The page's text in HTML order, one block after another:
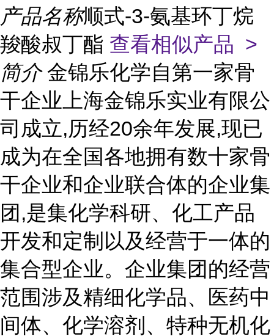
产品名称顺式-3-氨基环丁烷
羧酸叔丁酯 查看相似产品 >
简介 金锦乐化学自第一家骨
干企业上海金锦乐实业有限公
司成立,历经20余年发展,现已
成为在全国各地拥有数十家骨
干企业和企业联合体的企业集
团,是集化学科研、化工产品
开发和定制以及经营于一体的
集合型企业。企业集团的经营
范围涉及精细化学品、医药中
间体、化学溶剂、特种无机化